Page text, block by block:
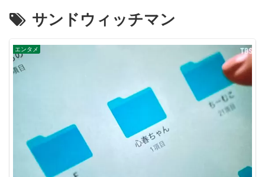
サンドウィッチマン
エンタメ